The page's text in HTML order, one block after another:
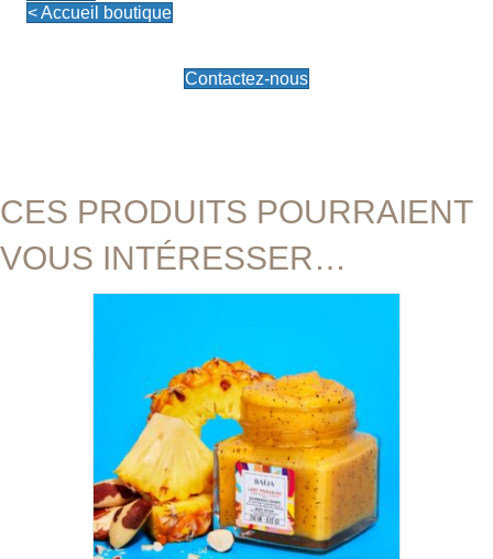
ml
< Accueil boutique
Contactez-nous
CES PRODUITS POURRAIENT
VOUS INTÉRESSER…